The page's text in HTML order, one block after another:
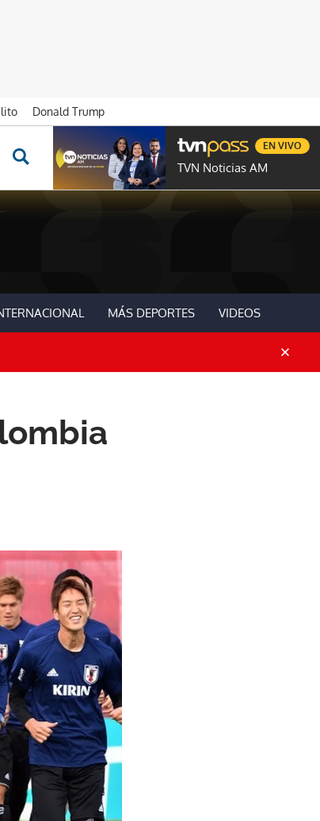
Donald Trump
NOVELAS PROGRAMAS GENTE TVN
TVN Noticias AM
EN VIVO
MÁS DEPORTES VIDEOS